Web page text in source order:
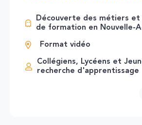
Découverte des métiers et
de formation en Nouvelle-
Format vidéo
Collégiens, Lycéens et
recherche d'apprentissage